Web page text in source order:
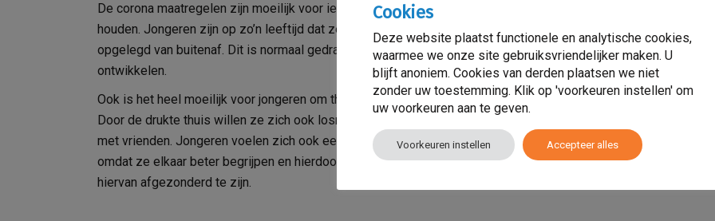
De corona maatregelen zijn moeilijk voor iedereen maar vooral jongeren hebben moeite met thuisblijven en
houden. Jongeren zijn op zo’n leeftijd dat ze over alles zelf willen beslissen en willen niet dat er regels worden
opgelegd van buitenaf. Dit is normaal gedrag bij pubers die zich zo tot zelfstandige volwassenen kunnen
ontwikkelen.
Ook is het heel moeilijk voor jongeren om thuis te blijven omdat ze juist onafhankelijk willen zijn van hun ouders.
Door de drukte thuis willen ze zich ook losmaken van de thuissituatie en dat kan alleen door buiten rond te
met vrienden. Jongeren voelen zich ook eenzamer dan voor de corona. Vrienden zijn op dit leeftijd erg belangrijk
omdat ze elkaar beter begrijpen en hierdoor ook beter steunen. Daarom is het voor jongeren heel ongewoon om
hiervan afgezonderd te zijn.
Cookies
Deze website plaatst functionele en analytische cookies,
waarmee we onze site gebruiksvriendelijker maken. U
blijft anoniem. Cookies van derden plaatsen we niet
zonder uw toestemming. Klik op 'voorkeuren instellen' om
uw voorkeuren aan te geven.
Voorkeuren instellen Accepteer alles